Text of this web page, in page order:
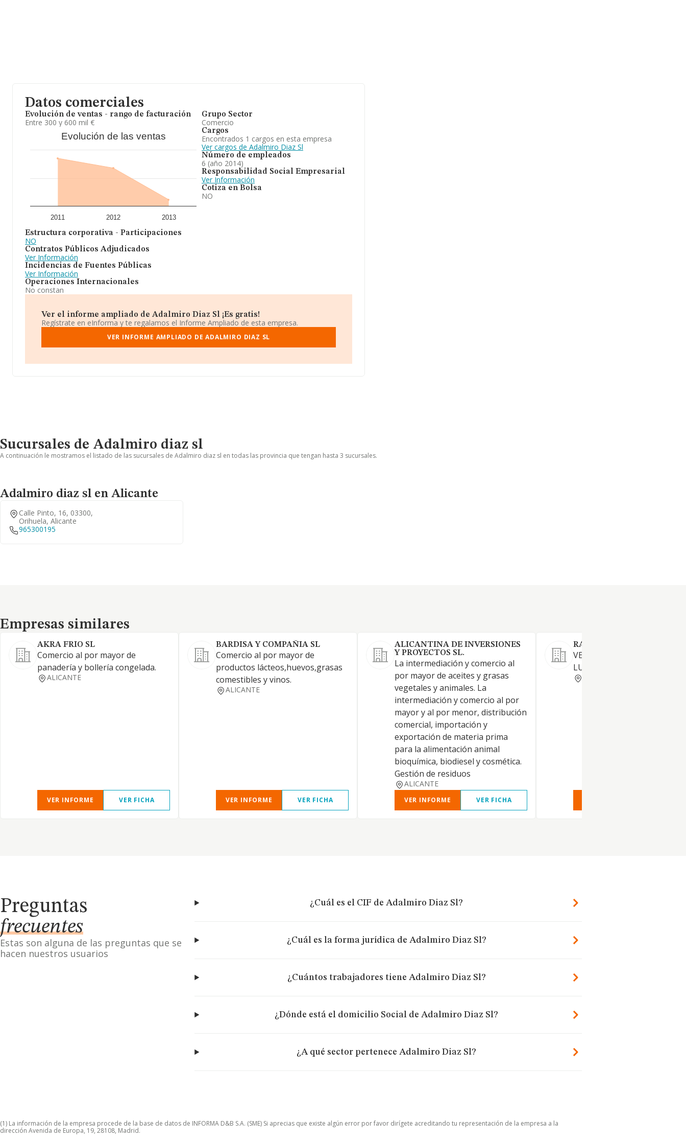
Datos comerciales
Evolución de ventas - rango de facturación
Entre 300 y 600 mil €
Evolución de las ventas
2011 2012 2013
Estructura corporativa - Participaciones
NO
Contratos Públicos Adjudicados
Ver Información
Incidencias de Fuentes Públicas
Ver Información
Operaciones Internacionales
No constan
Grupo Sector
Comercio
Cargos
Encontrados 1 cargos en esta empresa
Ver cargos de Adalmiro Diaz Sl
Número de empleados
6 (año 2014)
Responsabilidad Social Empresarial
Ver Información
Cotiza en Bolsa
NO
Ver el informe ampliado de Adalmiro Diaz Sl ¡Es gratis!
Regístrate en eInforma y te regalamos el Informe Ampliado de esta empresa.
VER INFORME AMPLIADO DE ADALMIRO DIAZ SL
Sucursales de Adalmiro diaz sl
A continuación le mostramos el listado de las sucursales de Adalmiro diaz sl en todas las provincia que tengan hasta 3 sucursales.
Adalmiro diaz sl en Alicante
Calle Pinto, 16, 03300,
Orihuela, Alicante
965300195
Empresas similares
Empresas similares
AKRA FRIO SL
Comercio al por mayor de
panadería y bollería congelada.
ALICANTE
VER INFORME VER FICHA
BARDISA Y COMPAÑIA SL
Comercio al por mayor de
productos lácteos,huevos,grasas
comestibles y vinos.
ALICANTE
VER INFORME VER FICHA
ALICANTINA DE INVERSIONES
Y PROYECTOS SL.
La intermediación y comercio al
por mayor de aceites y grasas
vegetales y animales. La
intermediación y comercio al por
mayor y al por menor, distribución
comercial, importación y
exportación de materia prima
para la alimentación animal
bioquímica, biodiesel y cosmética.
Gestión de residuos
ALICANTE
VER INFORME VER FICHA
RACUDA SL
VENTA MAYOR DE GRASAS Y
LUBRICANTES
Preguntas
frecuentes
Estas son alguna de las preguntas que se
hacen nuestros usuarios
¿Cuál es el CIF de Adalmiro Diaz Sl?
¿Cuál es la forma jurídica de Adalmiro Diaz Sl?
¿Cuántos trabajadores tiene Adalmiro Diaz Sl?
¿Dónde está el domicilio Social de Adalmiro Diaz Sl?
¿A qué sector pertenece Adalmiro Diaz Sl?
(1) La información de la empresa procede de la base de datos de INFORMA D&B S.A. (SME) Si aprecias que existe algún error por favor dirígete acreditando tu representación de la empresa a la
dirección Avenida de Europa, 19, 28108, Madrid.